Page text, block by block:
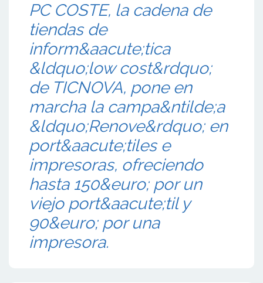
PC COSTE, la cadena de
tiendas de
inform&aacute;tica
&ldquo;low cost&rdquo;
de TICNOVA, pone en
marcha la campa&ntilde;a
&ldquo;Renove&rdquo; en
port&aacute;tiles e
impresoras, ofreciendo
hasta 150&euro; por un
viejo port&aacute;til y
90&euro; por una
impresora.